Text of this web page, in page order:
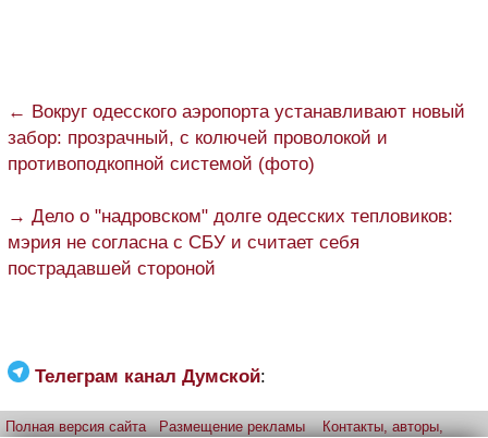
← Вокруг одесского аэропорта устанавливают новый
забор: прозрачный, с колючей проволокой и
противоподкопной системой (фото)
→ Дело о "надровском" долге одесских тепловиков:
мэрия не согласна с СБУ и считает себя
пострадавшей стороной
Телеграм канал Думской:
Полная версия сайта Размещение рекламы Контакты, авторы,